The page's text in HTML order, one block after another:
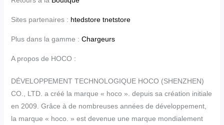
Sites partenaires : htedstore tnetstore
Plus dans la gamme : Chargeurs
A propos de HOCO :
DÉVELOPPEMENT TECHNOLOGIQUE HOCO (SHENZHEN)
CO., LTD. a créé la marque « hoco ». depuis sa création initiale
en 2009. Grâce à de nombreuses années de développement,
la marque « hoco. » est devenue une marque mondialement